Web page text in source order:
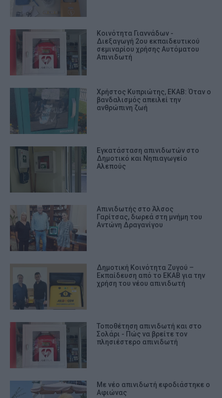
Κοινότητα Γιαννάδων -
Διεξαγωγή 2ου εκπαιδευτικού
σεμιναρίου χρήσης Αυτόματου
Απινιδωτή
Χρήστος Κυπριώτης, ΕΚΑΒ: Όταν ο
βανδαλισμός απειλεί την
ανθρώπινη ζωή
Εγκατάσταση απινιδωτών στο
Δημοτικό και Νηπιαγωγείο
Αλεπούς
Απινιδωτής στο Άλσος
Γαρίτσας, δωρεά στη μνήμη του
Αντώνη Δραγανίγου
Δημοτική Κοινότητα Ζυγού –
Εκπαίδευση από το ΕΚΑΒ για την
χρήση του νέου απινιδωτή
Τοποθέτηση απινιδωτή και στο
Σολάρι - Πώς να βρείτε τον
πλησιέστερο απινιδωτή
Με νέο απινιδωτή εφοδιάστηκε ο
Αφιώνας